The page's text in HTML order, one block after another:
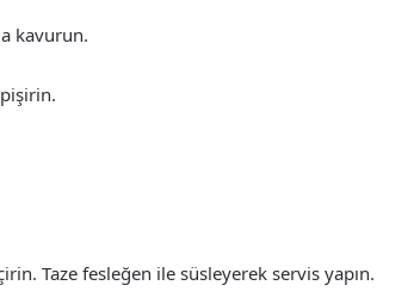
kavurun.
Taze fesleğen ile süsleyerek servis yapın.